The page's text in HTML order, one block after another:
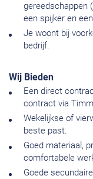
gereedschappen
een spijker en
Je woont bij
bedrijf.
Wij Bieden
Een direct
contract via
Wekelijkse of
beste past.
Goed materiaal,
comfortabele
Goede